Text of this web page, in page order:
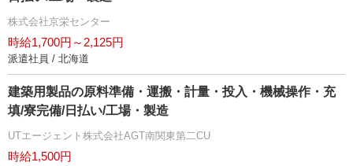
株式会社京栄センター
時給1,700円～2,125円
派遣社員 / 北海道
建築用製品の原料準備・運搬・計量・投入・機械操作・充
填/寮完備/日払い/工場・製造
UTエージェント株式会社AGT南関東第二CU
時給1,500円